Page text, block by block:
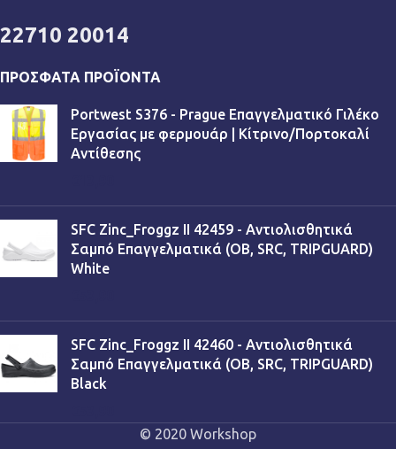
22710 20014
ΠΡΌΣΦΑΤΑ ΠΡΟΪΌΝΤΑ
Portwest S376 - Prague Επαγγελματικό Γιλέκο
Εργασίας με φερμουάρ | Κίτρινο/Πορτοκαλί
Αντίθεσης
SFC Zinc_Froggz II 42459 - Αντιολισθητικά
Σαμπό Επαγγελματικά (OB, SRC, TRIPGUARD)
White
SFC Zinc_Froggz II 42460 - Αντιολισθητικά
Σαμπό Επαγγελματικά (OB, SRC, TRIPGUARD)
Black
© 2020 Workshop